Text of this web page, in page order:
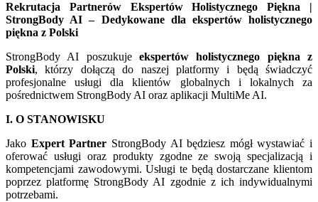
Rekrutacja Partnerów Ekspertów Holistycznego Piękna |
StrongBody AI – Dedykowane dla ekspertów holistycznego
piękna z Polski
StrongBody AI poszukuje ekspertów holistycznego piękna z
Polski, którzy dołączą do naszej platformy i będą świadczyć
profesjonalne usługi dla klientów globalnych i lokalnych za
pośrednictwem StrongBody AI oraz aplikacji MultiMe AI.
I. O STANOWISKU
Jako Expert Partner StrongBody AI będziesz mógł wystawiać i
oferować usługi oraz produkty zgodne ze swoją specjalizacją i
kompetencjami zawodowymi. Usługi te będą dostarczane klientom
poprzez platformę StrongBody AI zgodnie z ich indywidualnymi
potrzebami.